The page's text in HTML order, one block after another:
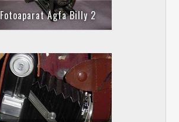
Fotoaparat Agfa Billy 2